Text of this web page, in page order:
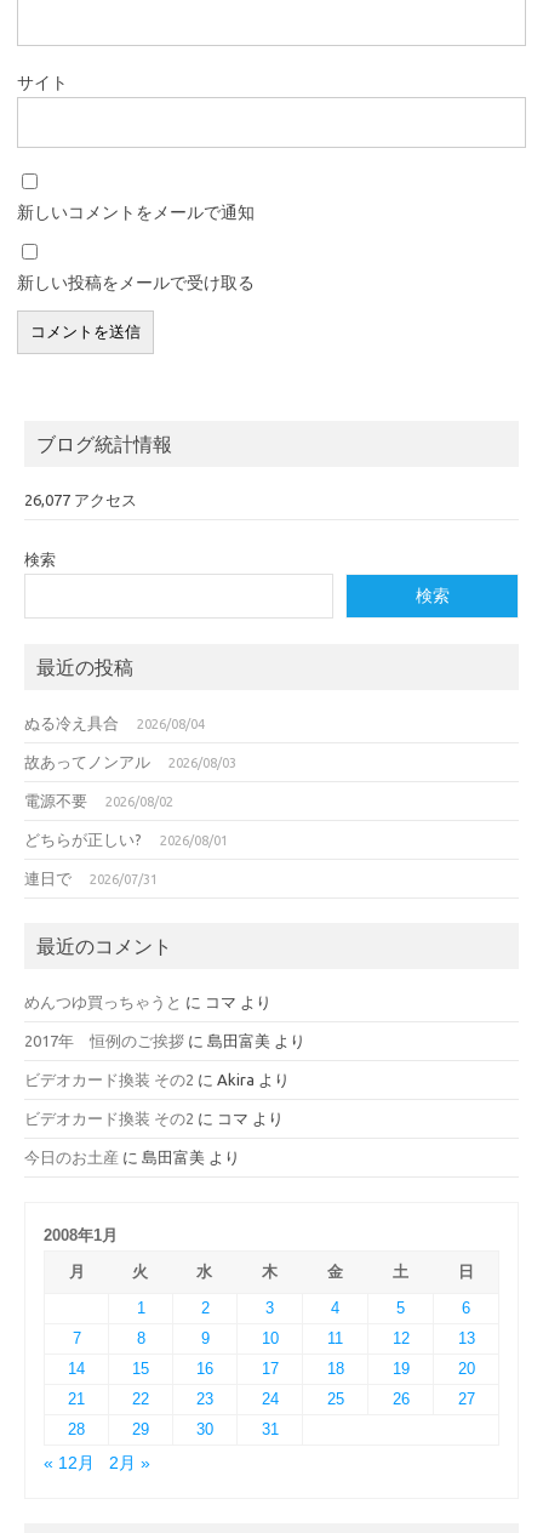
サイト
新しいコメントをメールで通知
新しい投稿をメールで受け取る
ブログ統計情報
26,077 アクセス
検索
検索
最近の投稿
ぬる冷え具合 2026/08/04
故あってノンアル 2026/08/03
電源不要 2026/08/02
どちらが正しい? 2026/08/01
連日で 2026/07/31
最近のコメント
めんつゆ買っちゃうと に コマ より
2017年 恒例のご挨拶 に 島田富美 より
ビデオカード換装 その2 に Akira より
ビデオカード換装 その2 に コマ より
今日のお土産 に 島田富美 より
2008年1月
月
火 水 木 金 土
日
1
2 3 4 5
6
7
8 9 10 11 12
13
14
15 16 17 18 19
20
21
22 23 24 25 26
27
28
29 30
31
« 12月
2月 »